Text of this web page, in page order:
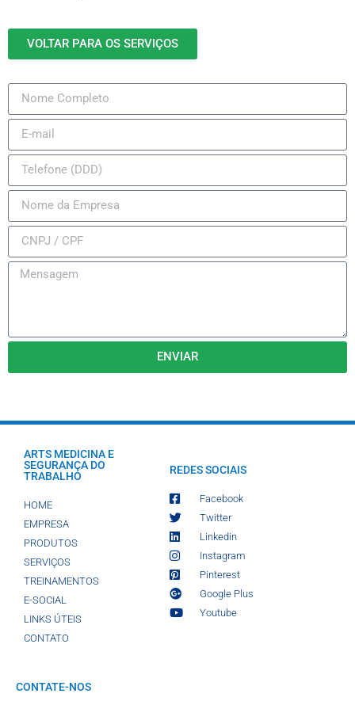
VOLTAR PARA OS SERVIÇOS
ENVIAR
ARTS MEDICINA E
SEGURANÇA DO
TRABALHO
HOME
EMPRESA
PRODUTOS
SERVIÇOS
TREINAMENTOS
E-SOCIAL
LINKS ÚTEIS
CONTATO
REDES SOCIAIS
Facebook
Twitter
Linkedin
Instagram
Pinterest
Google Plus
Youtube
CONTATE-NOS